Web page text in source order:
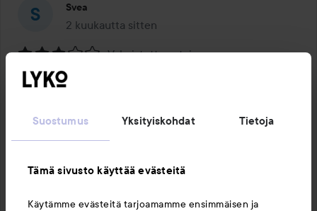
Suostumus Yksityiskohdat Tietoja
Tämä sivusto käyttää evästeitä
Käytämme evästeitä tarjoamamme ensimmäisen ja
Svea
2 kuukautta sitten
Viesti luotiin 2 kuukautta sitten
Arvosana:
3
Vahvistettu ostaja
Melko ok
kestä kovin hyvin. Istuu todella hyvin aluksi, mutta
muutaman tunnin jälkeen pigmentti katoaa